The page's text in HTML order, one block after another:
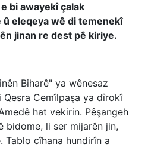
bi awayekî çalak
eleqeya wê di temenekî
jinan re dest pê kiriye.
Biharê" ya wênesaz
Cemîlpaşa ya dîrokî
hat vekirin. Pêşangeh
bidome, li ser mijarên jin,
Tablo cîhana hundirîn a